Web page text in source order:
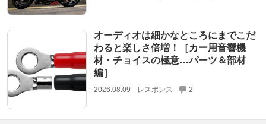
オーディオは細かなところにまでこだ
わると楽しさ倍増！［カー用音響機
材・チョイスの極意…パーツ＆部材
編］
2026.08.09 レスポンス 2